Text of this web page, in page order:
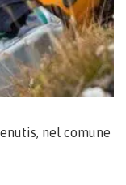
nel comune